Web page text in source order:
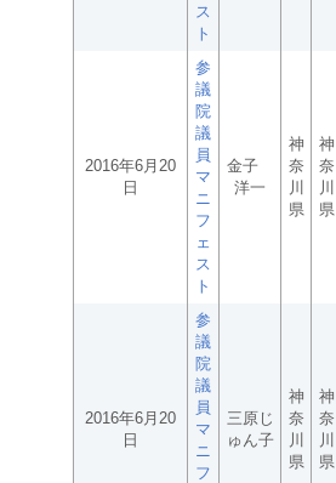
ス
ト
2016年6月20
日
参
議
院
議
員
マ
ニ
フ
ェ
ス
ト
金子
洋一
神
奈
川
県
神
奈
川
県
2016年6月20
日
参
議
院
議
員
マ
ニ
フ
三原じ
ゅん子
神
奈
川
県
神
奈
川
県